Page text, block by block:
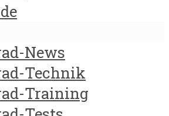
News
Technik
Training